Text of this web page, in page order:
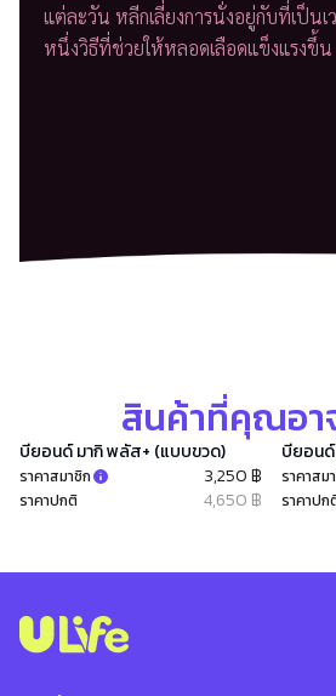
แต่ละวัน หลีกเลี่ยงการนั่งอยู่กับที่เป็น
หนึ่งวิธีที่ช่วยให้หลอดเลือดแข็งแรงขึ้น
สินค้าที่คุณอา
บียอนด์ มากิ พลัส+ (แบบขวด)
ราคาสมาชิก 3,250 ฿
ราคาปกติ 4,650 ฿
บียอนด์
ราคาสม
ราคาปก